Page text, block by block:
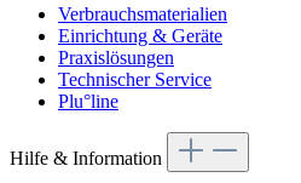
Verbrauchsmaterialien
Einrichtung & Geräte
Praxislösungen
Technischer Service
Plu°line
Hilfe & Information